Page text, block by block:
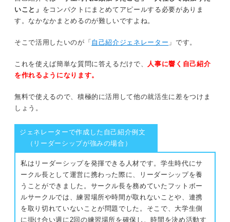
いこと」 をコンパクトにまとめてアピールする必要がありま
す。なかなかまとめるのが難しいですよね。
そこで活用したいのが「 自己紹介ジェネレーター 」です。
これを使えば簡単な質問に答えるだけで、 人事に響く自己紹介
を作れるようになります。
無料で使えるので、積極的に活用して他の就活生に差をつけま
しょう。
ジェネレーターで作成した自己紹介例文
（リーダーシップが強みの場合）
私はリーダーシップを発揮できる人材です。学生時代にサ
ークル長として運営に携わった際に、リーダーシップを養
うことができました。サークル長を務めていたフットボー
ルサークルでは、練習場所や時間が取れないことや、連携
を取り切れていないことが問題でした。そこで、大学生側
に掛け合い週に2回の練習場所を確保し、時間を決め活動す